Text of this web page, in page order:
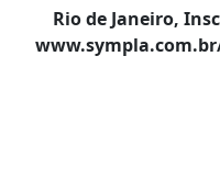
Rio de Janeiro,